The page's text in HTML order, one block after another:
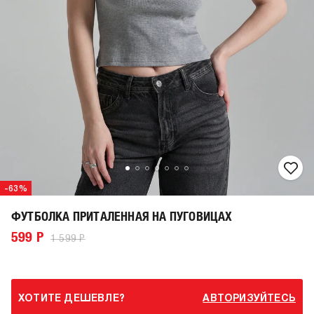
-63%
ФУТБОЛКА ПРИТАЛЕННАЯ НА ПУГОВИЦАХ
599 Р 1 599 Р
ХОТИТЕ ДЕШЕВЛЕ? АВТОРИЗУЙТЕСЬ